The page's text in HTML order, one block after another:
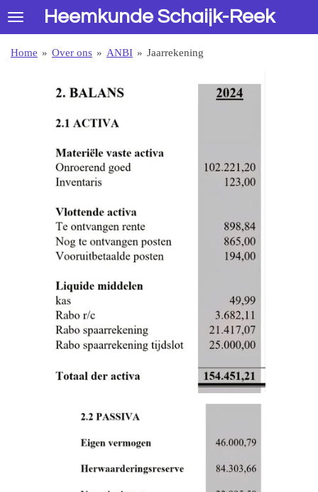
Ga
de
Heemkunde Schaijk-Reek
Home » Over ons » ANBI » Jaarrekening